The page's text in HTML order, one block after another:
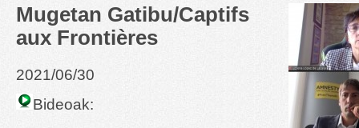
Mugetan Gatibu/Captifs
aux Frontières
2021/06/30
Bideoak: